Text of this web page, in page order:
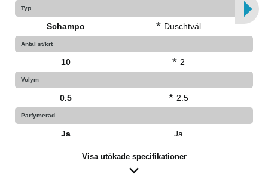
Typ
Schampo * Duschtvål
Antal st/krt
10 * 2
Volym
0.5 * 2.5
Parfymerad
Ja Ja
Visa utökade specifikationer